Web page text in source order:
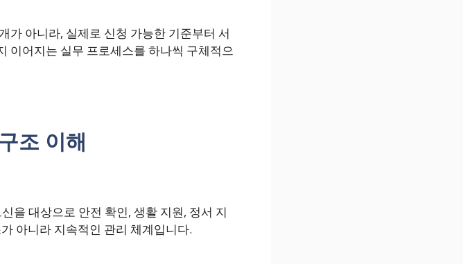
가 아니라, 실제로 신청 가능한 기준부터 서
이어지는 실무 프로세스를 하나씩 구체적으
조 이해
을 대상으로 안전 확인, 생활 지원, 정서 지
아니라 지속적인 관리 체계입니다.